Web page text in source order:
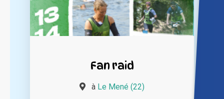
Fan raid
à Le Mené (22)